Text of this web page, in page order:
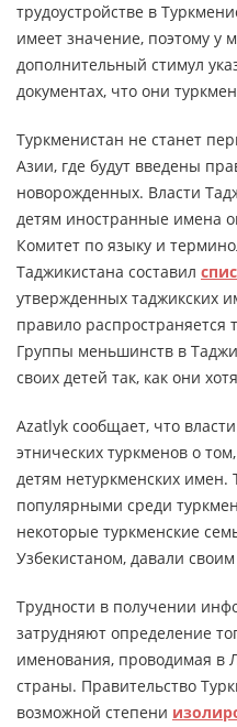
трудоустройстве в
имеет значение, поэтому у
дополнительный стимул
документах, что они
Туркменистан не станет
Азии, где будут введены
новорожденных. Власти
детям иностранные имена
Комитет по языку и
Таджикистана составил
утвержденных таджикских
правило распространяется
Группы меньшинств в
своих детей так, как они
Azatlyk сообщает, что
этнических туркменов о
детям нетуркменских имен.
популярными среди
некоторые туркменские
Узбекистаном, давали
Трудности в получении
затрудняют определение
именования, проводимая в
страны. Правительство
возможной степени